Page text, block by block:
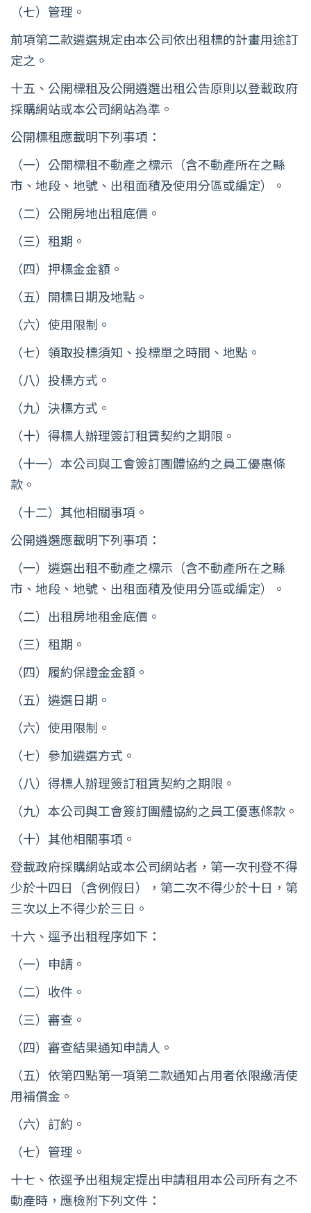
（七）管理。
前項第二款遴選規定由本公司依出租標的計畫用途訂
定之。
十五、公開標租及公開遴選出租公告原則以登載政府
採購網站或本公司網站為準。
公開標租應載明下列事項：
（一）公開標租不動產之標示（含不動產所在之縣
市、地段、地號、出租面積及使用分區或編定）。
（二）公開房地出租底價。
（三）租期。
（四）押標金金額。
（五）開標日期及地點。
（六）使用限制。
（七）領取投標須知、投標單之時間、地點。
（八）投標方式。
（九）決標方式。
（十）得標人辦理簽訂租賃契約之期限。
（十一）本公司與工會簽訂團體協約之員工優惠條
款。
（十二）其他相關事項。
公開遴選應載明下列事項：
（一）遴選出租不動產之標示（含不動產所在之縣
市、地段、地號、出租面積及使用分區或編定）。
（二）出租房地租金底價。
（三）租期。
（四）履約保證金金額。
（五）遴選日期。
（六）使用限制。
（七）參加遴選方式。
（八）得標人辦理簽訂租賃契約之期限。
（九）本公司與工會簽訂團體協約之員工優惠條款。
（十）其他相關事項。
登載政府採購網站或本公司網站者，第一次刊登不得
少於十四日（含例假日），第二次不得少於十日，第
三次以上不得少於三日。
十六、逕予出租程序如下：
（一）申請。
（二）收件。
（三）審查。
（四）審查結果通知申請人。
（五）依第四點第一項第二款通知占用者依限繳清使
用補償金。
（六）訂約。
（七）管理。
十七、依逕予出租規定提出申請租用本公司所有之不
動產時，應檢附下列文件：